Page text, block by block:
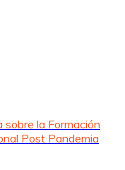
la Formación
Post Pandemia